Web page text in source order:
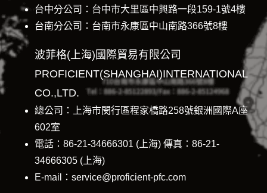
台中分公司：台中市大里區中興路一段159-1號4樓
台南分公司：台南市永康區中山南路366號8樓
波菲格(上海)國際貿易有限公司
PROFICIENT(SHANGHAI)INTERNATIONAL
CO.,LTD.
總公司：上海市閔行區程家橋路258號銀洲國際A座
602室
電話：86-21-34666301 (上海) 傳真：86-21-
34666305 (上海)
E-mail：service@proficient-pfc.com